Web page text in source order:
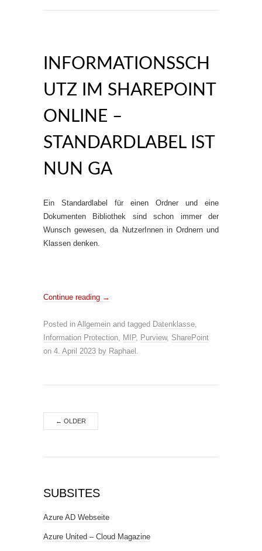
INFORMATIONSSCH
UTZ IM SHAREPOINT
ONLINE –
STANDARDLABEL IST
NUN GA
Ein Standardlabel für einen Ordner und eine
Dokumenten Bibliothek sind schon immer der
Wunsch gewesen, da NutzerInnen in Ordnern und
Klassen denken.
Continue reading →
Posted in Allgemein and tagged Datenklasse,
Information Protection, MIP, Purview, SharePoint
on 4. April 2023 by Raphael .
← OLDER
SUBSITES
Azure AD Webseite
Azure United – Cloud Magazine